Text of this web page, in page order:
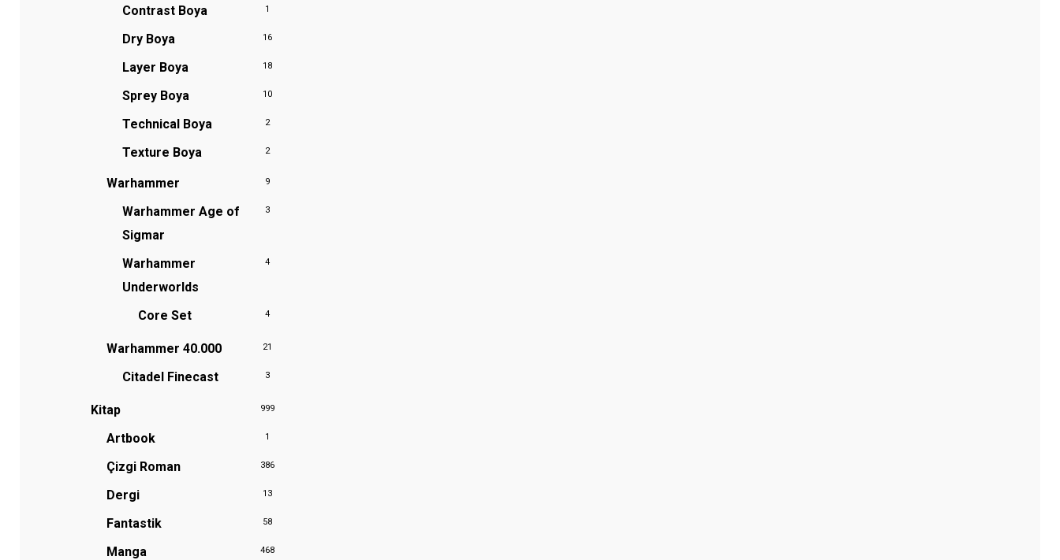
Contrast Boya 1
Dry Boya 16
Layer Boya 18
Sprey Boya 10
Technical Boya 2
Texture Boya 2
Warhammer 9
Warhammer Age of
Sigmar
3
Warhammer
Underworlds
4
Core Set 4
Warhammer 40.000 21
Citadel Finecast 3
Kitap 999
Artbook 1
Çizgi Roman 386
Dergi 13
Fantastik 58
Manga 468